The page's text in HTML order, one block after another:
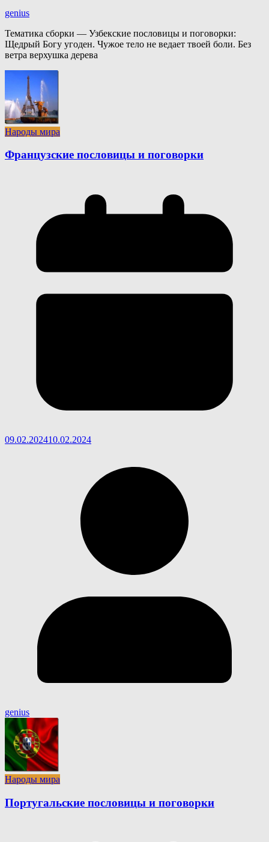
genius
Тематика сборки — Узбекские пословицы и поговорки:
Щедрый Богу угоден. Чужое тело не ведает твоей боли. Без
ветра верхушка дерева
Народы мира
Французские пословицы и поговорки
09.02.202410.02.2024
genius
Народы мира
Португальские пословицы и поговорки